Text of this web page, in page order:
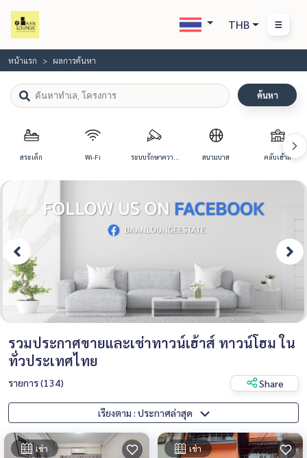
THB
หน้าแรก ผลการค้นหา
ค้นหา
สระเด็ก Wi-Fi ระบบรักษาความ สนามบาส คลับเฮ้าส์
รวมประกาศขายและเช่าทาวน์เฮ้าส์ ทาวน์โฮม ใน
ทั่วประเทศไทย
รายการ (134) Share
เรียงตาม : ประกาศล่าสุด
เช่า เช่า